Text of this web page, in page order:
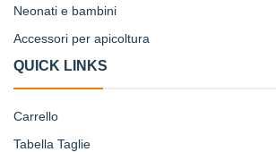
Neonati e bambini
Accessori per apicoltura
QUICK LINKS
Carrello
Tabella Taglie